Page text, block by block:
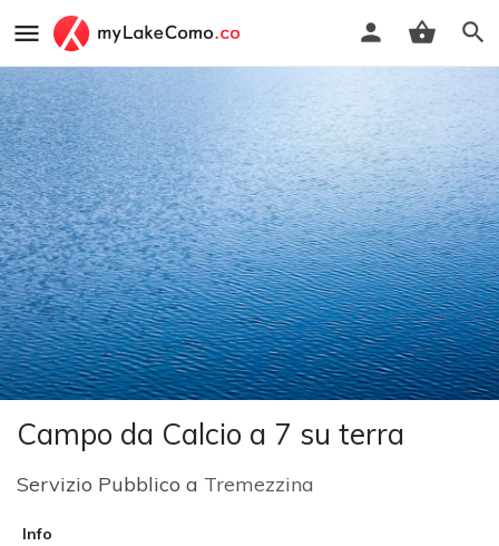
Campo da Calcio a 7 su terra
Servizio Pubblico a Tremezzina
Info